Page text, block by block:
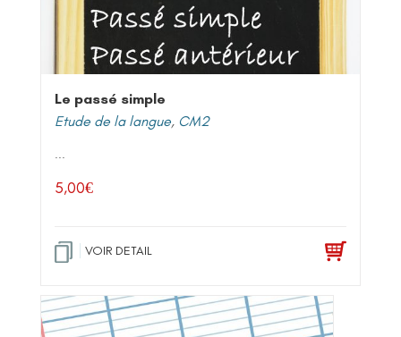
Le passé simple
Etude de la langue, CM2
...
5,00€
VOIR DETAIL